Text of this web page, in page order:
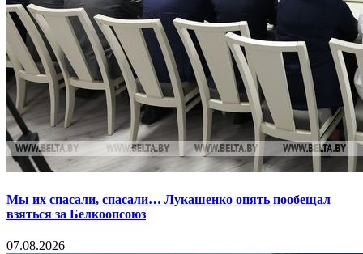
Мы их спасали, спасали… Лукашенко опять пообещал
взяться за Белкоопсоюз
07.08.2026